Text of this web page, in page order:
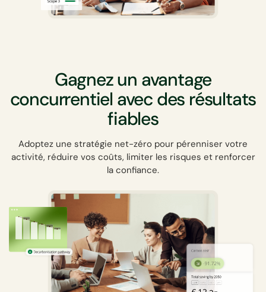
Gagnez un avantage
concurrentiel avec des résultats
fiables
Adoptez une stratégie net-zéro pour pérenniser votre
activité, réduire vos coûts, limiter les risques et renforcer
la confiance.